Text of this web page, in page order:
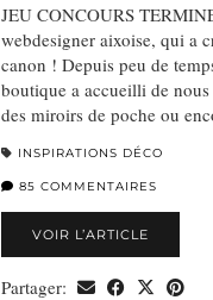
JEU CONCOURS
webdesigner aixoise, qui a
canon ! Depuis peu de
boutique a accueilli de
des miroirs de poche ou
INSPIRATIONS DÉCO
85 COMMENTAIRES
VOIR L’ARTICLE
Partager: